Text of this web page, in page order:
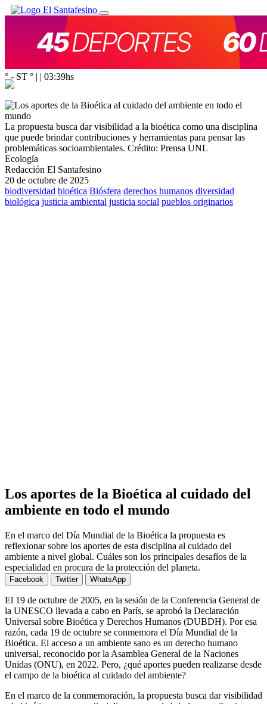
° - ST ° | | 03:39hs
La propuesta busca dar visibilidad a la bioética como una disciplina
que puede brindar contribuciones y herramientas para pensar las
problemáticas socioambientales. Crédito: Prensa UNL
Ecología
Redacción El Santafesino
20 de octubre de 2025
biodiversidad bioética Biósfera derechos humanos diversidad
biológica justicia ambiental justicia social pueblos originarios
Los aportes de la Bioética al cuidado del
ambiente en todo el mundo
En el marco del Día Mundial de la Bioética la propuesta es
reflexionar sobre los aportes de esta disciplina al cuidado del
ambiente a nivel global. Cuáles son los principales desafíos de la
especialidad en procura de la protección del planeta.
Facebook Twitter WhatsApp
El 19 de octubre de 2005, en la sesión de la Conferencia General de
la UNESCO llevada a cabo en París, se aprobó la Declaración
Universal sobre Bioética y Derechos Humanos (DUBDH). Por esa
razón, cada 19 de octubre se conmemora el Día Mundial de la
Bioética. El acceso a un ambiente sano es un derecho humano
universal, reconocido por la Asamblea General de la Naciones
Unidas (ONU), en 2022. Pero, ¿qué aportes pueden realizarse desde
el campo de la bioética al cuidado del ambiente?
En el marco de la conmemoración, la propuesta busca dar visibilidad